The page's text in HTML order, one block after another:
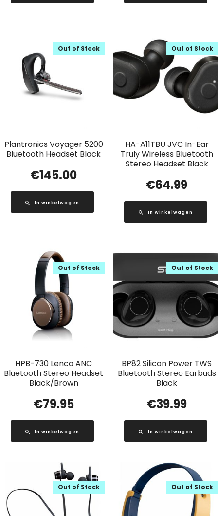
Plantronics Voyager 5200
Bluetooth Headset Black
Out of Stock
€145.00
In winkelwagen
HA-A11TBU JVC In-Ear
Truly Wireless Bluetooth
Stereo Headset Black
Out of Stock
€64.99
In winkelwagen
HPB-730 Lenco ANC
Bluetooth Stereo Headset
Black/Brown
Out of Stock
€79.95
In winkelwagen
BP82 Silicon Power TWS
Bluetooth Stereo Earbuds
Black
Out of Stock
€39.99
In winkelwagen
Out of Stock Out of Stock